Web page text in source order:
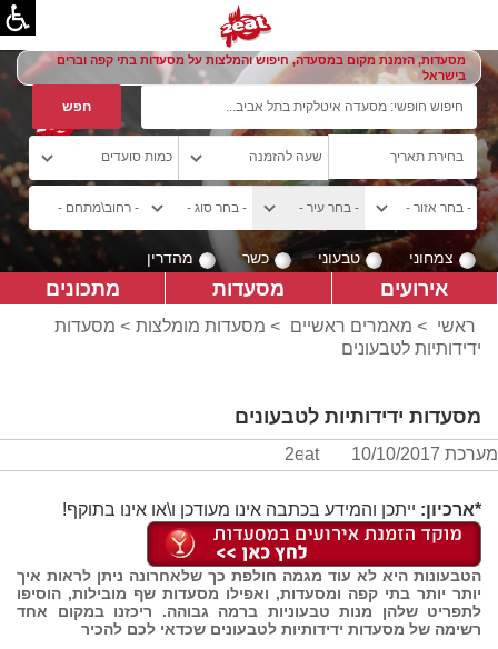
מסעדות, הזמנת מקום במסעדה, חיפוש והמלצות על מסעדות בתי קפה וברים
בישראל
צמחוני טבעוני כשר מהדרין
אירועים מסעדות מתכונים
ראשי > מאמרים ראשיים > מסעדות מומלצות > מסעדות
ידידותיות לטבעונים
מסעדות ידידותיות לטבעונים
מערכת 2eat 10/10/2017
*ארכיון: ייתכן והמידע בכתבה אינו מעודכן ו\או אינו בתוקף!
הטבעונות היא לא עוד מגמה חולפת כך שלאחרונה ניתן לראות איך
יותר יותר בתי קפה ומסעדות, ואפילו מסעדות שף מובילות, הוסיפו
לתפריט שלהן מנות טבעוניות ברמה גבוהה. ריכזנו במקום אחד
רשימה של מסעדות ידידותיות לטבעונים שכדאי לכם להכיר